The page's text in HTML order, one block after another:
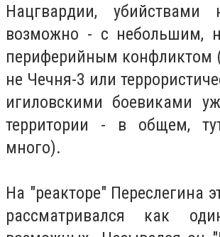
Нацгвардии, убийствами
возможно - с небольшим,
периферийным конфликтом
не Чечня-3 или
игиловскими боевиками
территории - в общем,
много).
На "реакторе" Переслегина
рассматривался как